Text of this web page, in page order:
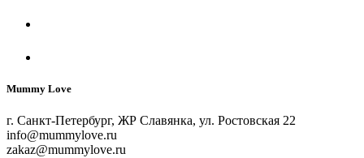
Mummy Love
г. Санкт-Петербург, ЖР Славянка, ул. Ростовская 22
info@mummylove.ru
zakaz@mummylove.ru